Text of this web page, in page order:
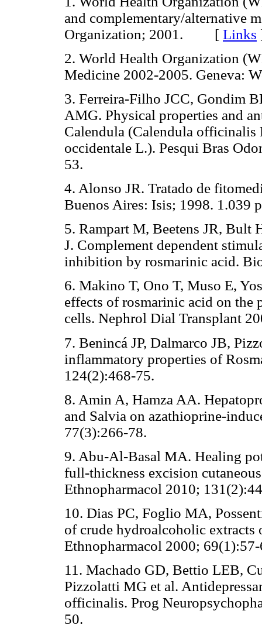
and complementary/alternative
Organization; 2001. [ Links
2. World Health Organization
Medicine 2002-2005. Geneva:
3. Ferreira-Filho JCC, Gondim
AMG. Physical properties and
Calendula (Calendula officinalis
occidentale L.). Pesqui Bras
53.
4. Alonso JR. Tratado de
Buenos Aires: Isis; 1998. 1.039
5. Rampart M, Beetens JR, Bult
J. Complement dependent
inhibition by rosmarinic acid.
6. Makino T, Ono T, Muso E,
effects of rosmarinic acid on
cells. Nephrol Dial Transplant
7. Benincá JP, Dalmarco JB,
inflammatory properties of
124(2):468-75.
8. Amin A, Hamza AA.
and Salvia on azathioprine-
77(3):266-78.
9. Abu-Al-Basal MA. Healing
full-thickness excision
Ethnopharmacol 2010;
10. Dias PC, Foglio MA,
of crude hydroalcoholic
Ethnopharmacol 2000;
11. Machado GD, Bettio LEB,
Pizzolatti MG et al.
officinalis. Prog
50.